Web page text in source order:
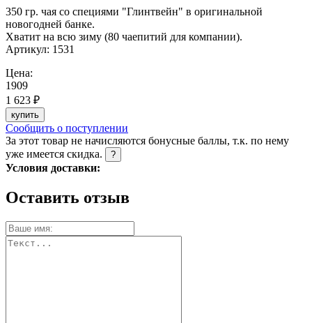
350 гр. чая со специями "Глинтвейн" в оригинальной
новогодней банке.
Хватит на всю зиму (80 чаепитий для компании).
Артикул: 1531
Цена:
1909
1 623 ₽
купить
Сообщить о поступлении
За этот товар не начисляются бонусные баллы, т.к. по нему
уже имеется скидка.
?
Условия доставки:
Оставить отзыв